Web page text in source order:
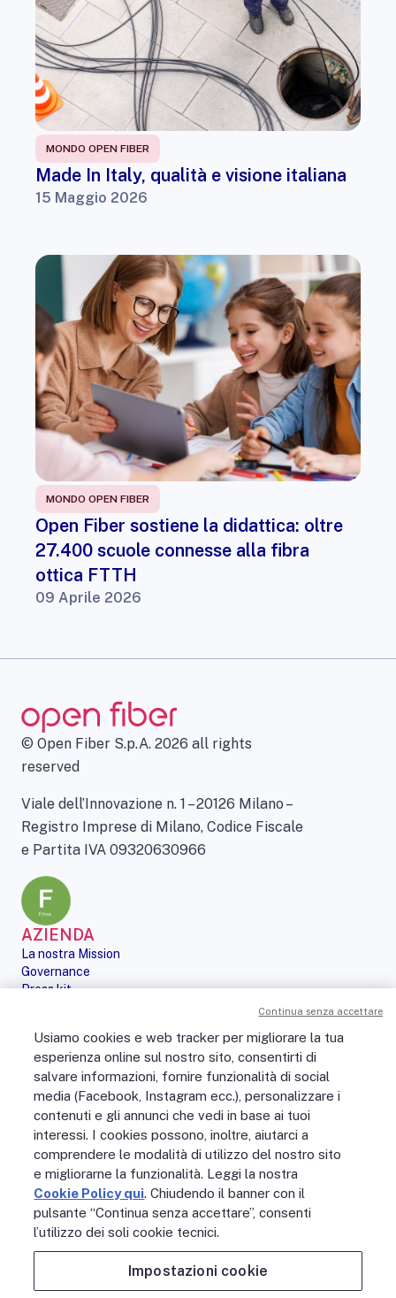
MONDO OPEN FIBER
Made In Italy, qualità e visione italiana
15 Maggio 2026
MONDO OPEN FIBER
Open Fiber sostiene la didattica: oltre
27.400 scuole connesse alla fibra
ottica FTTH
09 Aprile 2026
© Open Fiber S.p.A. 2026 all rights
reserved
Viale dell’Innovazione n. 1 – 20126 Milano –
Registro Imprese di Milano, Codice Fiscale
e Partita IVA 09320630966
AZIENDA
La nostra Mission
Governance
Press kit
Digital Services Act
PERSONE
No Fibra? No Party!
Posizioni aperte
La vita in Open Fiber
Lavora con noi
La nostra cultura
MONDO OPEN FIBER
Supporto
Assistenza scavi
Open Fiber Network Solutions
Area Riservata Operatori
Usiamo cookies e web tracker per migliorare la tua
esperienza online sul nostro sito, consentirti di
salvare informazioni, fornire funzionalità di social
media (Facebook, Instagram ecc.), personalizzare i
contenuti e gli annunci che vedi in base ai tuoi
interessi. I cookies possono, inoltre, aiutarci a
comprendere le modalità di utilizzo del nostro sito
e migliorarne la funzionalità. Leggi la nostra
Cookie Policy qui. Chiudendo il banner con il
pulsante “Continua senza accettare”, consenti
l’utilizzo dei soli cookie tecnici.
Impostazioni cookie
Continua senza accettare